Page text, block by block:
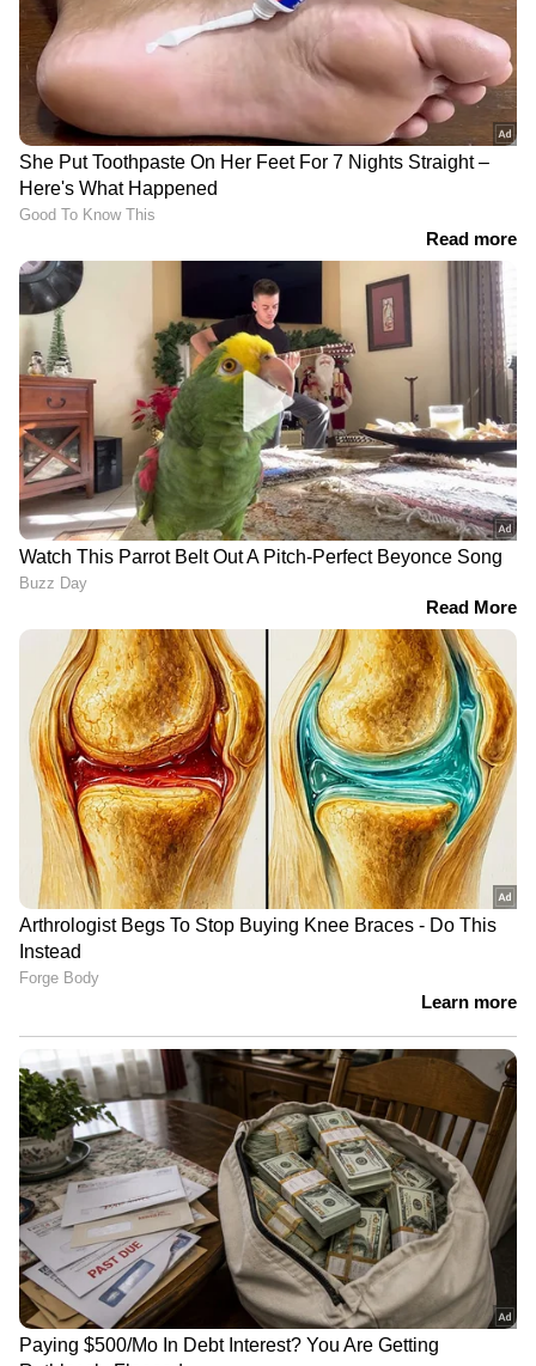
LATEST VIDEOS
ജന്തർ മന്തർ എന്തുകൊണ്ട്
അടച്ചുപൂട്ടുന്നില്ലെന്ന് ചോദ്യവുമായി
ദില്ലി ഹൈക്കോടതി
മോഹൻ ലാലിന് വിസ കിട്ടിയില്ല;
ഇന്നത്തെ സിഡ്നി ഷോ മാറ്റി വെച്ചു,
ക്ഷമ ചോദിച്ച് മോഹൻലാൽ